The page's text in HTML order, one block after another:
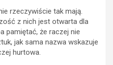
rzeczywiście tak mają.
z nich jest otwarta dla
pamiętać, że raczej nie
jak sama nazwa wskazuje
hurtowa.